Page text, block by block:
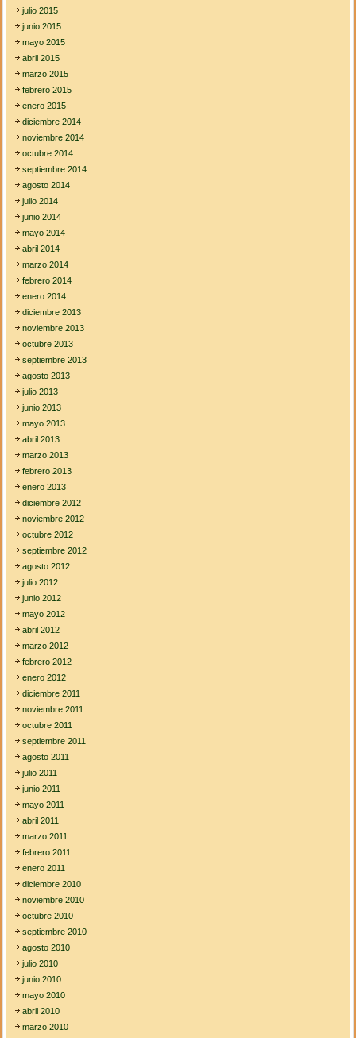
julio 2015
junio 2015
mayo 2015
abril 2015
marzo 2015
febrero 2015
enero 2015
diciembre 2014
noviembre 2014
octubre 2014
septiembre 2014
agosto 2014
julio 2014
junio 2014
mayo 2014
abril 2014
marzo 2014
febrero 2014
enero 2014
diciembre 2013
noviembre 2013
octubre 2013
septiembre 2013
agosto 2013
julio 2013
junio 2013
mayo 2013
abril 2013
marzo 2013
febrero 2013
enero 2013
diciembre 2012
noviembre 2012
octubre 2012
septiembre 2012
agosto 2012
julio 2012
junio 2012
mayo 2012
abril 2012
marzo 2012
febrero 2012
enero 2012
diciembre 2011
noviembre 2011
octubre 2011
septiembre 2011
agosto 2011
julio 2011
junio 2011
mayo 2011
abril 2011
marzo 2011
febrero 2011
enero 2011
diciembre 2010
noviembre 2010
octubre 2010
septiembre 2010
agosto 2010
julio 2010
junio 2010
mayo 2010
abril 2010
marzo 2010